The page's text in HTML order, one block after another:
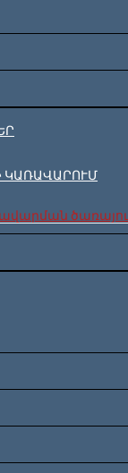
ԿԱՌԱՎԱՐՈՒՄ